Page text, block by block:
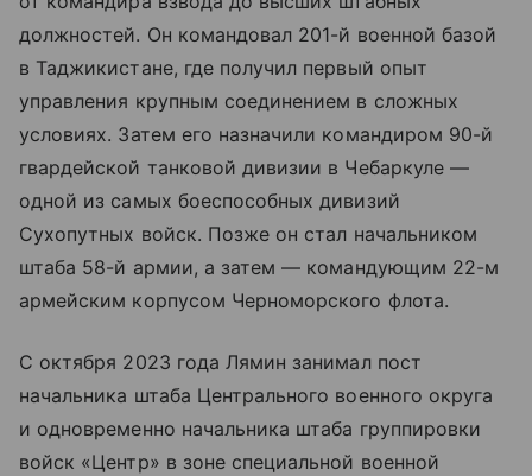
должностей. Он командовал 201-й военной базой
в Таджикистане, где получил первый опыт
управления крупным соединением в сложных
условиях. Затем его назначили командиром 90-й
гвардейской танковой дивизии в Чебаркуле —
одной из самых боеспособных дивизий
Сухопутных войск. Позже он стал начальником
штаба 58-й армии, а затем — командующим 22-м
армейским корпусом Черноморского флота.
С октября 2023 года Лямин занимал пост
начальника штаба Центрального военного округа
и одновременно начальника штаба группировки
войск «Центр» в зоне специальной военной